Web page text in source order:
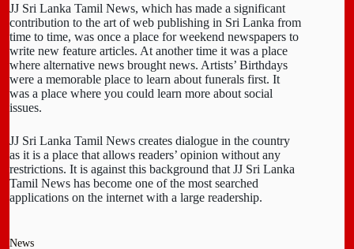
JJ Sri Lanka Tamil News, which has made a significant
contribution to the art of web publishing in Sri Lanka from
time to time, was once a place for weekend newspapers to
write new feature articles. At another time it was a place
where alternative news brought news. Artists’ Birthdays
were a memorable place to learn about funerals first. It
was a place where you could learn more about social
issues.
JJ Sri Lanka Tamil News creates dialogue in the country
as it is a place that allows readers’ opinion without any
restrictions. It is against this background that JJ Sri Lanka
Tamil News has become one of the most searched
applications on the internet with a large readership.
News